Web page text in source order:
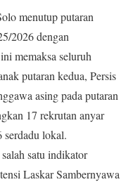
menutup putaran
2026 dengan
memaksa seluruh
putaran kedua, Persis
asing pada putaran
17 rekrutan anyar
serdadu lokal.
satu indikator
Laskar Sambernyawa